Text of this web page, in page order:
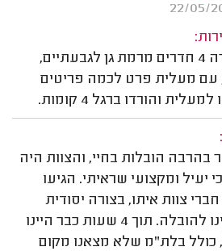
הובלת דירה 4 חדרים מרמת גן לגבעתיים,
עם מעלית פרט לכמה פריטים
והורדו ברגל 4 קומות.
בהרבה הובלות בחיי, והצוות היה
יעיל ומקצועי שראיתי. הגיעו
ו-3 חברי צוות איתו, בצורה יסודית
עטפו והכינו להובלה. תוך 4 שעות כבר היינו
כולל בלת"מ שלא מצאנו מקום